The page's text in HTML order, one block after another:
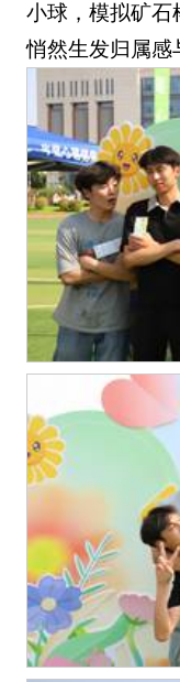
小球，模拟矿石
悄然生发归属感